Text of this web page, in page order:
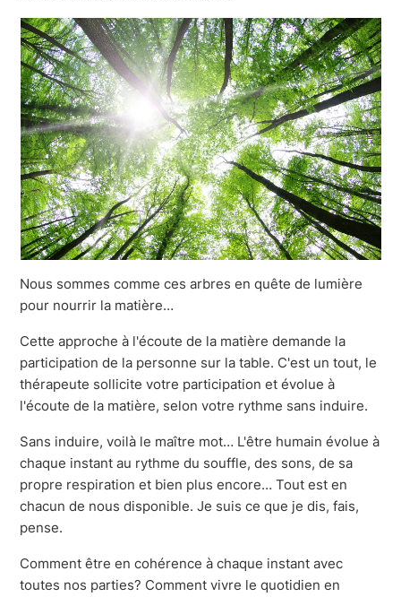
Nous sommes comme ces arbres en quête de lumière
pour nourrir la matière…
Cette approche à l'écoute de la matière demande la
participation de la personne sur la table. C'est un tout, le
thérapeute sollicite votre participation et évolue à
l'écoute de la matière, selon votre rythme sans induire.
Sans induire, voilà le maître mot… L'être humain évolue à
chaque instant au rythme du souffle, des sons, de sa
propre respiration et bien plus encore… Tout est en
chacun de nous disponible. Je suis ce que je dis, fais,
pense.
Comment être en cohérence à chaque instant avec
toutes nos parties? Comment vivre le quotidien en